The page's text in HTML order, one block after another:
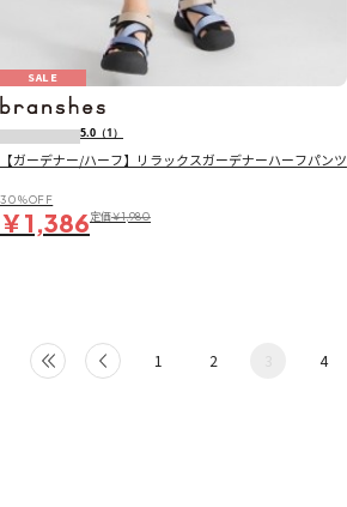
SALE
5.0 （1）
【ガーデナー/ハーフ】リラックスガーデナーハーフパンツ
30％OFF
￥1,386定価￥1,980
1 2 4